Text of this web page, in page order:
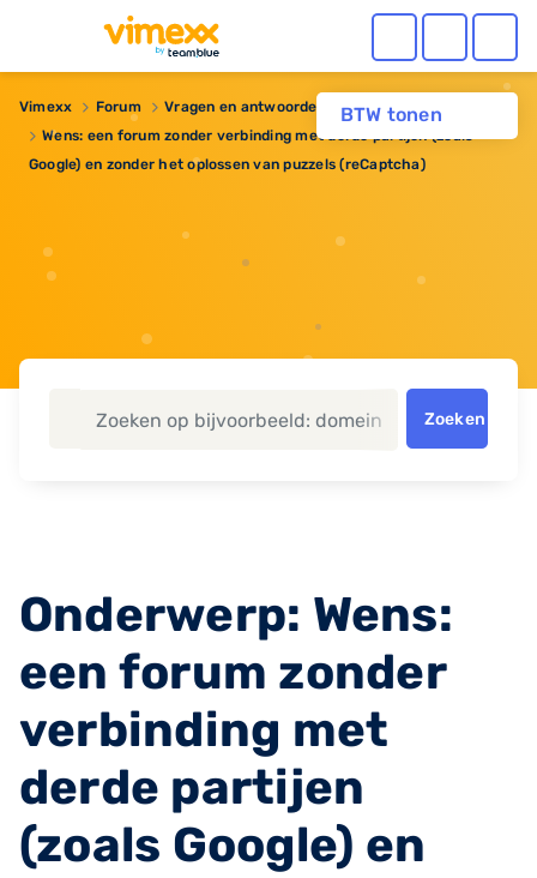
BTW tonen
Vimexx Forum
Vragen en antwoorden
Wens: een forum zonder verbinding met derde partijen (zoals
Google) en zonder het oplossen van puzzels (reCaptcha)
Zoeken
Onderwerp: Wens:
een forum zonder
verbinding met
derde partijen
(zoals Google) en